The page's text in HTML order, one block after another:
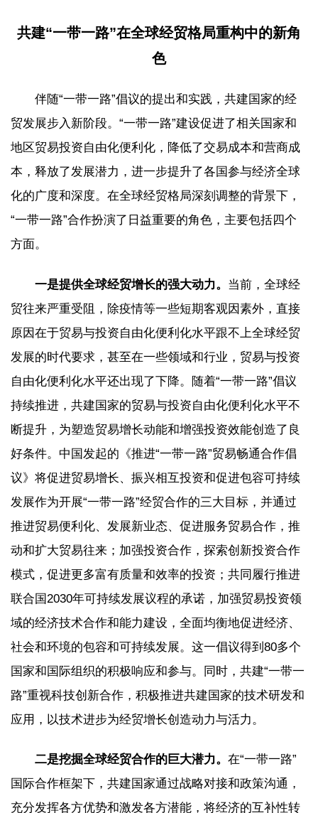
共建“一带一路”在全球经贸格局重构中的新角
色
伴随“一带一路”倡议的提出和实践，共建国家的经
贸发展步入新阶段。“一带一路”建设促进了相关国家和
地区贸易投资自由化便利化，降低了交易成本和营商成
本，释放了发展潜力，进一步提升了各国参与经济全球
化的广度和深度。在全球经贸格局深刻调整的背景下，
“一带一路”合作扮演了日益重要的角色，主要包括四个
方面。
一是提供全球经贸增长的强大动力。 当前，全球经
贸往来严重受阻，除疫情等一些短期客观因素外，直接
原因在于贸易与投资自由化便利化水平跟不上全球经贸
发展的时代要求，甚至在一些领域和行业，贸易与投资
自由化便利化水平还出现了下降。随着“一带一路”倡议
持续推进，共建国家的贸易与投资自由化便利化水平不
断提升，为塑造贸易增长动能和增强投资效能创造了良
好条件。中国发起的《推进“一带一路”贸易畅通合作倡
议》将促进贸易增长、振兴相互投资和促进包容可持续
发展作为开展“一带一路”经贸合作的三大目标，并通过
推进贸易便利化、发展新业态、促进服务贸易合作，推
动和扩大贸易往来；加强投资合作，探索创新投资合作
模式，促进更多富有质量和效率的投资；共同履行推进
联合国2030年可持续发展议程的承诺，加强贸易投资领
域的经济技术合作和能力建设，全面均衡地促进经济、
社会和环境的包容和可持续发展。这一倡议得到80多个
国家和国际组织的积极响应和参与。同时，共建“一带一
路”重视科技创新合作，积极推进共建国家的技术研发和
应用，以技术进步为经贸增长创造动力与活力。
二是挖掘全球经贸合作的巨大潜力。 在“一带一路”
国际合作框架下，共建国家通过战略对接和政策沟通，
充分发挥各方优势和激发各方潜能，将经济的互补性转